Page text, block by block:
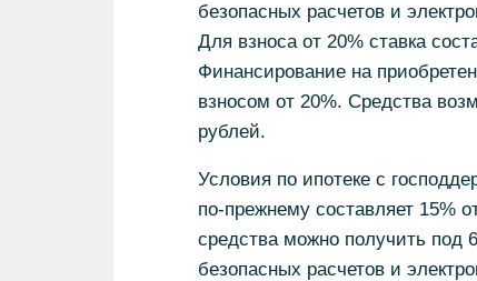
безопасных расчетов и
Для взноса от 20% ставка
Финансирование на
взносом от 20%. Средства
рублей.
Условия по ипотеке с
по-прежнему составляет 15%
средства можно получить под
безопасных расчетов и